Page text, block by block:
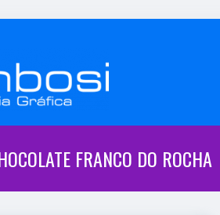
FRANCO DO ROCHA